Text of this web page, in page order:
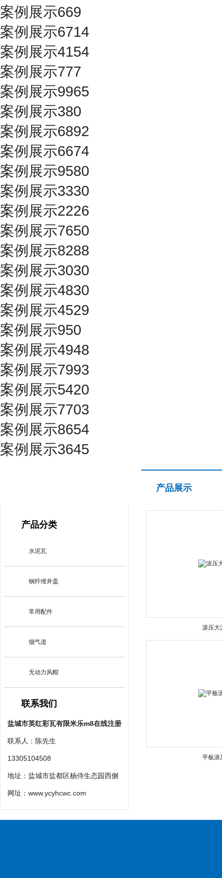
案例展示669
案例展示6714
案例展示4154
案例展示777
案例展示9965
案例展示380
案例展示6892
案例展示6674
案例展示9580
案例展示3330
案例展示2226
案例展示7650
案例展示8288
案例展示3030
案例展示4830
案例展示4529
案例展示950
案例展示4948
案例展示7993
案例展示5420
案例展示7703
案例展示8654
案例展示3645
产品分类
水泥瓦
钢纤维井盖
常用配件
烟气道
无动力风帽
联系我们
盐城市英红彩瓦有限米乐m8在线注册
联系人：陈先生
13305104508
地址：盐城市盐都区杨侍生态园西侧
网址： www.ycyhcwc.com
产品展示
滚压大
平板滚